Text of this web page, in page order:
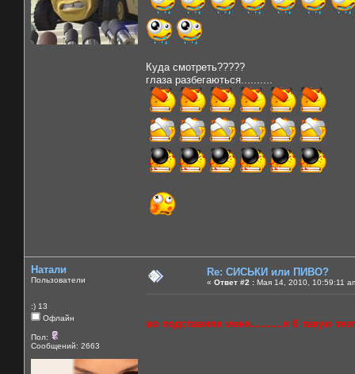
Куда смотреть?????
глаза разбегаються..........
Натали
Пользователи
:) 13
Офлайн
Пол:
Сообщений: 2663
Re: СИСЬКИ или ПИВО?
« Ответ #2 : Мая 14, 2010, 10:59:11
во подставили меня..........я б такую